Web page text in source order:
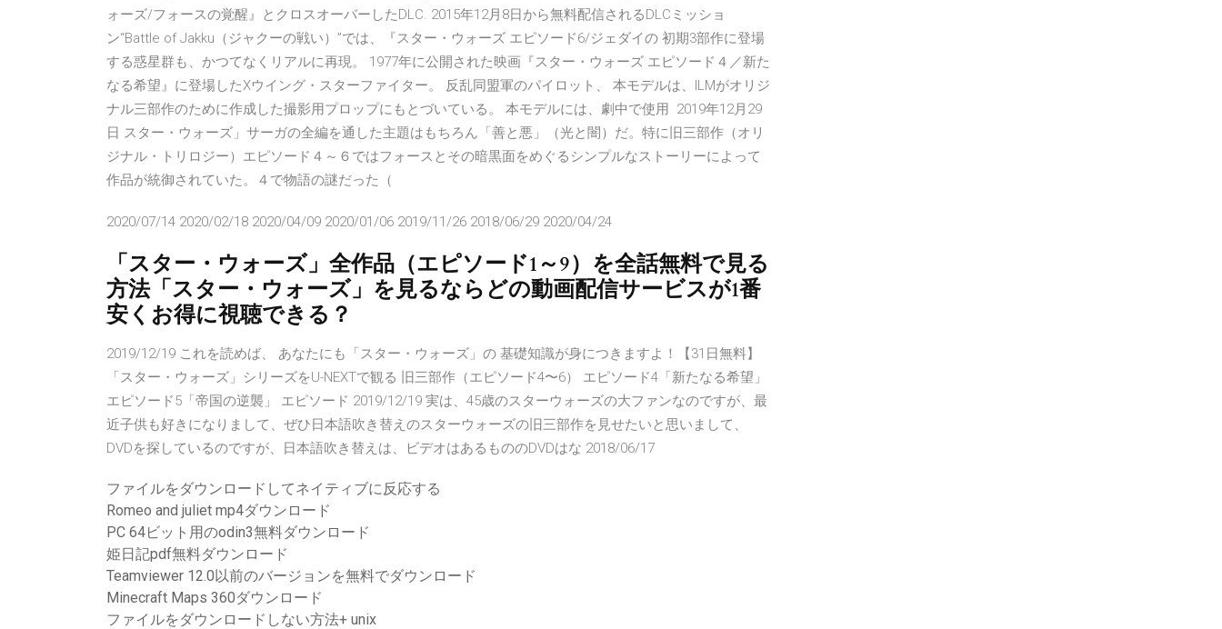
ォーズ/フォースの覚醒』とクロスオーバーしたDLC. 2015年12月8日から無料配信されるDLCミッショ
ン“Battle of Jakku（ジャクーの戦い）”では、『スター・ウォーズ エピソード6/ジェダイの 初期3部作に登場
する惑星群も、かつてなくリアルに再現。 1977年に公開された映画『スター・ウォーズ エピソード４／新た
なる希望』に登場したXウイング・スターファイター。 反乱同盟軍のパイロット、 本モデルは、ILMがオリジ
ナル三部作のために作成した撮影用プロップにもとづいている。 本モデルには、劇中で使用 2019年12月29
日 スター・ウォーズ」サーガの全編を通した主題はもちろん「善と悪」（光と闇）だ。特に旧三部作（オリ
ジナル・トリロジー）エピソード４～６ではフォースとその暗黒面をめぐるシンプルなストーリーによって
作品が統御されていた。４で物語の謎だった（
2020/07/14 2020/02/18 2020/04/09 2020/01/06 2019/11/26 2018/06/29 2020/04/24
「スター・ウォーズ」全作品（エピソード1～9）を全話無料で見る
方法「スター・ウォーズ」を見るならどの動画配信サービスが1番
安くお得に視聴できる？
2019/12/19 これを読めば、 あなたにも「スター・ウォーズ」の 基礎知識が身につきますよ！【31日無料】
「スター・ウォーズ」シリーズをU-NEXTで観る 旧三部作（エピソード4〜6） エピソード4「新たなる希望」
エピソード5「帝国の逆襲」 エピソード 2019/12/19 実は、45歳のスターウォーズの大ファンなのですが、最
近子供も好きになりまして、ぜひ日本語吹き替えのスターウォーズの旧三部作を見せたいと思いまして、
DVDを探しているのですが、日本語吹き替えは、ビデオはあるもののDVDはな 2018/06/17
ファイルをダウンロードしてネイティブに反応する
Romeo and juliet mp4ダウンロード
PC 64ビット用のodin3無料ダウンロード
姫日記pdf無料ダウンロード
Teamviewer 12.0以前のバージョンを無料でダウンロード
Minecraft Maps 360ダウンロード
ファイルをダウンロードしない方法+ unix